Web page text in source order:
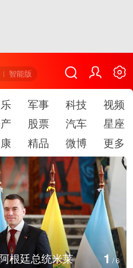
智能版
军事 科技
视频
股票 汽车
星座
精品 微博 更多
根廷总统米莱 1/6